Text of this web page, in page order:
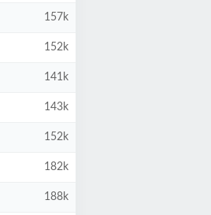
157k
152k
141k
143k
152k
182k
188k